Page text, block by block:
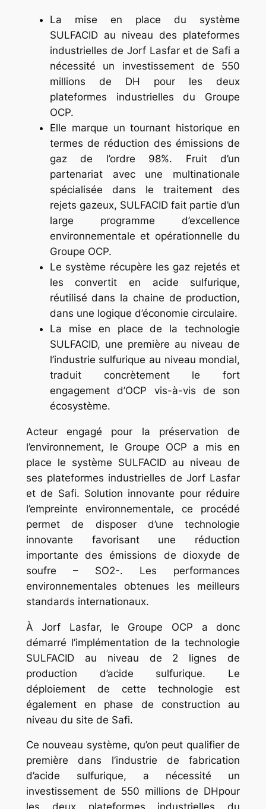
La mise en place du système
SULFACID au niveau des plateformes
industrielles de Jorf Lasfar et de Safi a
nécessité un investissement de 550
millions de DH pour les deux
plateformes industrielles du Groupe
OCP.
Elle marque un tournant historique en
termes de réduction des émissions de
gaz de l’ordre 98%. Fruit d’un
partenariat avec une multinationale
spécialisée dans le traitement des
rejets gazeux, SULFACID fait partie d’un
large programme d’excellence
environnementale et opérationnelle du
Groupe OCP.
Le système récupère les gaz rejetés et
les convertit en acide sulfurique,
réutilisé dans la chaine de production,
dans une logique d’économie circulaire.
La mise en place de la technologie
SULFACID, une première au niveau de
l’industrie sulfurique au niveau mondial,
traduit concrètement le fort
engagement d’OCP vis-à-vis de son
écosystème.
Acteur engagé pour la préservation de
l’environnement, le Groupe OCP a mis en
place le système SULFACID au niveau de
ses plateformes industrielles de Jorf Lasfar
et de Safi. Solution innovante pour réduire
l’empreinte environnementale, ce procédé
permet de disposer d’une technologie
innovante favorisant une réduction
importante des émissions de dioxyde de
soufre – SO2-. Les performances
environnementales obtenues les meilleurs
standards internationaux.
À Jorf Lasfar, le Groupe OCP a donc
démarré l’implémentation de la technologie
SULFACID au niveau de 2 lignes de
production d’acide sulfurique. Le
déploiement de cette technologie est
également en phase de construction au
niveau du site de Safi.
Ce nouveau système, qu’on peut qualifier de
première dans l’industrie de fabrication
d’acide sulfurique, a nécessité un
investissement de 550 millions de DHpour